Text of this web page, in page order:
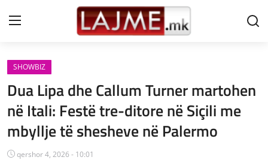
Shtëpi
LAJME MAQEDONI
SHQIPERI
KOSOVA
SHOWBIZ
Dua Lipa dhe Callum Turner martohen
në Itali: Festë tre-ditore në Siçili me
mbyllje të shesheve në Palermo
qershor 4, 2026 - 10:01